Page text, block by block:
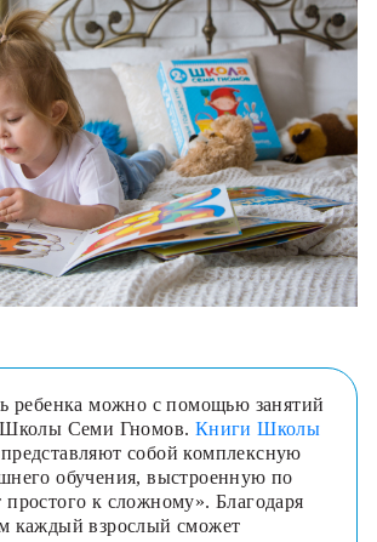
ребенка можно с помощью занятий
Семи Гномов. Книги Школы
представляют собой комплексную
обучения, выстроенную по
к сложному». Благодаря
каждый взрослый сможет